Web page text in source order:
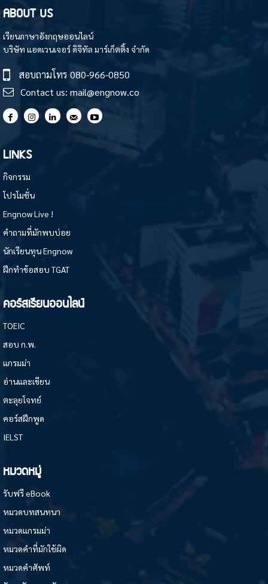
ABOUT US
เรียนภาษาอังกฤษออนไลน์
บริษัท แอดเวนเจอร์ ดิจิทัล มาร์เก็ตติ้ง จำกัด
สอบถามโทร 080-966-0850
Contact us: mail@engnow.co
LINKS
กิจกรรม
โปรโมชั่น
Engnow Live !
คำถามที่มักพบบ่อย
นักเรียนทุน Engnow
ฝึกทำข้อสอบ TGAT
คอร์สเรียนออนไลน์
TOEIC
สอบ ก.พ.
แกรมม่า
อ่านและเขียน
ตะลุยโจทย์
คอร์สฝึกพูด
IELST
หมวดหมู่
รับฟรี eBook
หมวดบทสนทนา
หมวดแกรมม่า
หมวดคำที่มักใช้ผิด
หมวดคำศัพท์